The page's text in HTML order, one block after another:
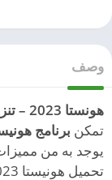
وصف
هونستا 2023 – تنزيل هونيستا Honista APK v6.1 للاندرويد
تمكن برنامج
يوجد به من